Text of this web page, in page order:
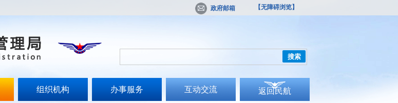
政府邮箱 【无障碍浏览】
搜索
组织机构 办事服务 互动交流 返回民航